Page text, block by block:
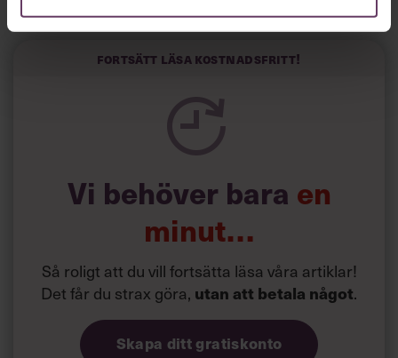
Sinceerly som konverterar formellt och minutiöst
välskrivna texter – likt de som skapas av AI – till den
kortfattat slarviga vd-stilen.
Fortsätt läsa kostnadsfritt!
Vi behöver bara en
minut…
Så roligt att du vill fortsätta läsa våra artiklar!
Det får du strax göra, utan att betala något.
Skapa ditt gratiskonto